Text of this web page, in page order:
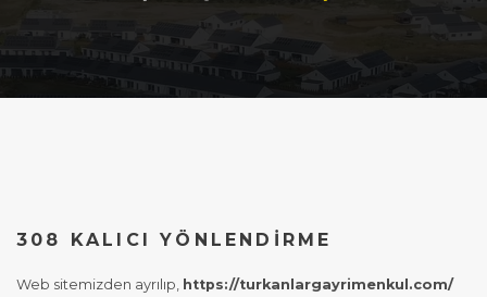
308 KALICI YÖNLENDIRME
Web sitemizden ayrılıp, https://turkanlargayrimenkul.com/